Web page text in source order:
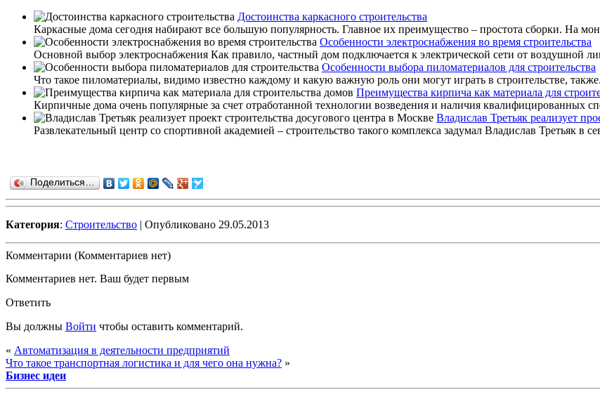
Достоинства каркасного строительства
Каркасные дома сегодня набирают все большую популярность. Главное их преимущество – простота сборки. На
Особенности электроснабжения во время строительства
Основной выбор электроснабжения Как правило, частный дом подключается к электрической сети от воздушной
Особенности выбора пиломатериалов для строительства
Что такое пиломатериалы, видимо известно каждому и какую важную роль они могут играть в строительстве,
Преимущества кирпича как материала для
Кирпичные дома очень популярные за счет отработанной технологии возведения и наличия квалифицированных
Владислав Третьяк реализует
Развлекательный центр со спортивной академией – строительство такого комплекса задумал Владислав Третьяк в
Поделиться…
Категория: Строительство | Опубликовано 29.05.2013
Комментарии (Комментариев нет)
Комментариев нет. Ваш будет первым
Ответить
Вы должны Войти чтобы оставить комментарий.
« Автоматизация в деятельности предприятий
Что такое транспортная логистика и для чего она нужна? »
Бизнес идеи